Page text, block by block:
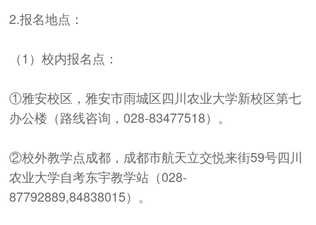
2.报名地点：
（1）校内报名点：
①雅安校区，雅安市雨城区四川农业大学新校区第七
办公楼（路线咨询，028-83477518）。
②校外教学点成都，成都市航天立交悦来街59号四川
农业大学自考东宇教学站（028-
87792889,84838015）。